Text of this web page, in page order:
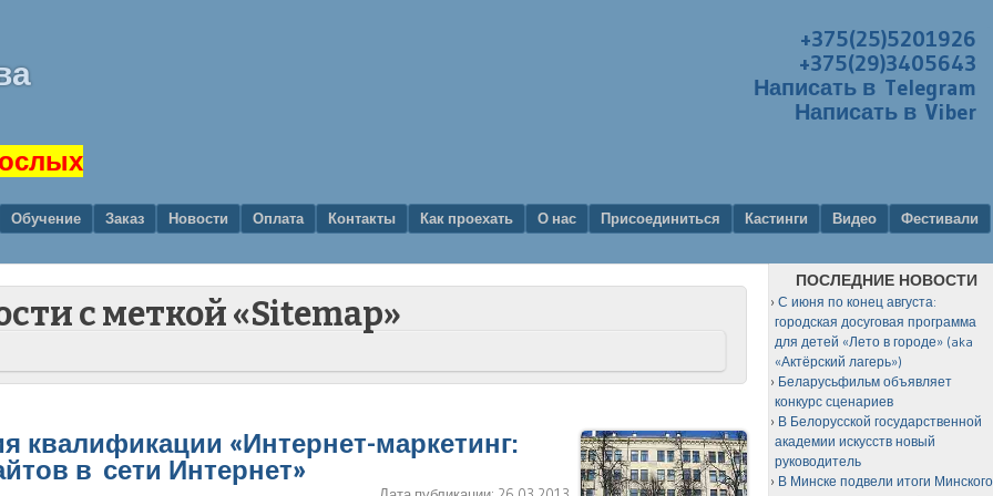
+375(25)5201926
+375(29)3405643
Написать в Telegram
Написать в Viber
Обучение Заказ Новости Оплата Контакты Как проехать О нас Присоединиться Кастинги Видео
Фестивали
с меткой «Sitemap»
квалификации «Интернет-маркетинг:
в сети Интернет»
ПОСЛЕДНИЕ НОВОСТИ
С июня по конец августа:
городская досуговая программа
для детей «Лето в городе» (aka
«Актёрский лагерь»)
Беларусьфильм объявляет
конкурс сценариев
В Белорусской государственной
академии искусств новый
руководитель
В Минске подвели итоги Минского